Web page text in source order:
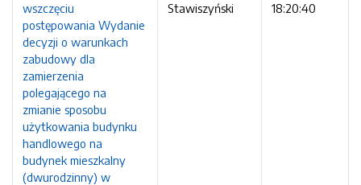
wszczęciu
postępowania Wydanie
decyzji o warunkach
zabudowy dla
zamierzenia
polegającego na
zmianie sposobu
użytkowania budynku
handlowego na
budynek mieszkalny
(dwurodzinny) w
Stawiszyński
18:20:40